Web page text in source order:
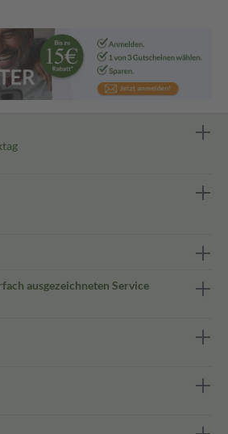
ausgezeichneten Service